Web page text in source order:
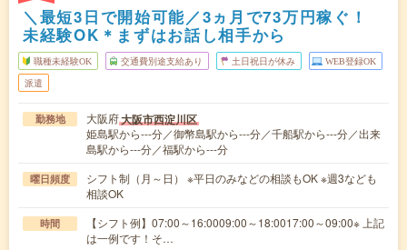
＼最短3日で開始可能／3ヵ月で73万円稼ぐ！
未経験OK＊まずはお話し相手から
職種未経験OK 交通費別途支給あり 土日祝日が休み WEB登録OK
派遣
勤務地 大阪府大阪市西淀川区
姫島駅から---分／御幣島駅から---分／千船駅から---分／出来
島駅から---分／福駅から---分
曜日頻度
シフト制（月～日） ※平日のみなどの相談もOK ※週3なども
相談OK
時間
【シフト例】07:00～16:0009:00～18:0017:00～09:00※ 上記
は一例です！そ…